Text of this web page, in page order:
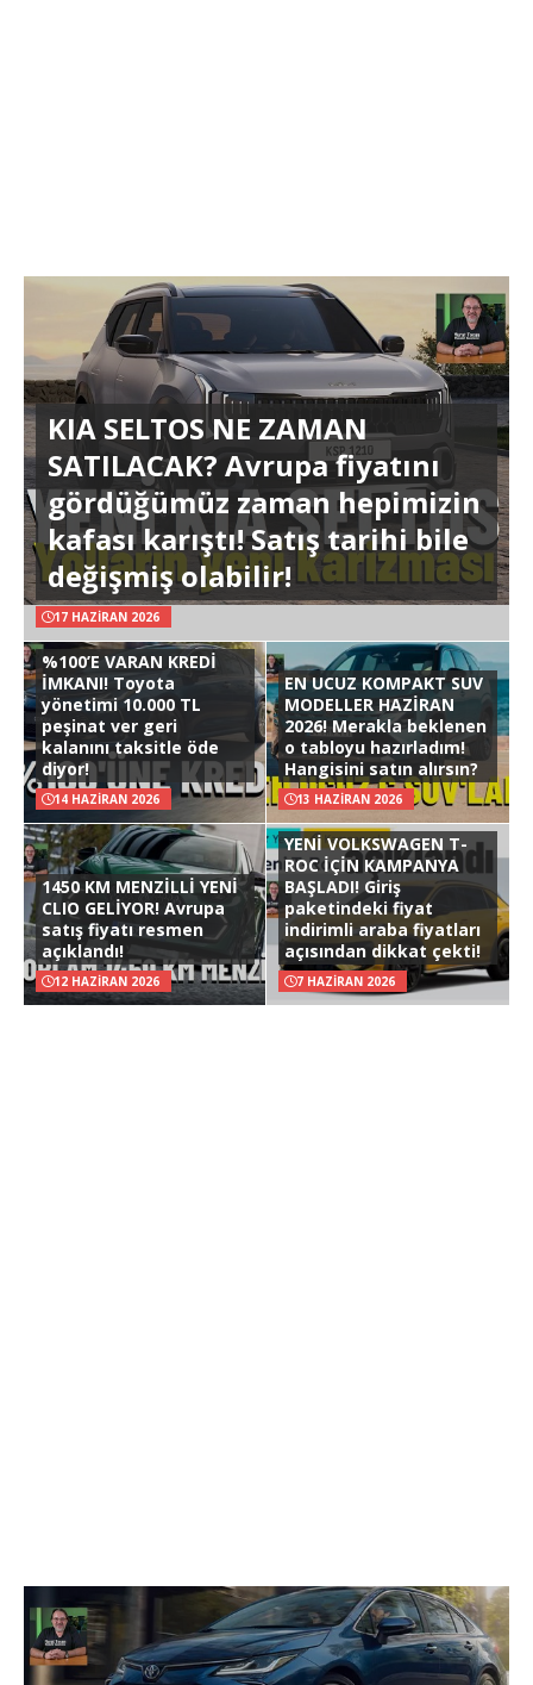
KIA SELTOS NE ZAMAN
SATILACAK? Avrupa fiyatını
gördüğümüz zaman hepimizin
kafası karıştı! Satış tarihi bile
değişmiş olabilir!
17 HAZIRAN 2026
%100’E VARAN KREDİ
İMKANI! Toyota
yönetimi 10.000 TL
peşinat ver geri
kalanını taksitle öde
diyor!
14 HAZIRAN 2026
EN UCUZ KOMPAKT SUV
MODELLER HAZİRAN
2026! Merakla beklenen
o tabloyu hazırladım!
Hangisini satın alırsın?
13 HAZIRAN 2026
1450 KM MENZİLLİ YENİ
CLIO GELİYOR! Avrupa
satış fiyatı resmen
açıklandı!
12 HAZIRAN 2026
YENİ VOLKSWAGEN T-
ROC İÇİN KAMPANYA
BAŞLADI! Giriş
paketindeki fiyat
indirimli araba fiyatları
açısından dikkat çekti!
7 HAZIRAN 2026